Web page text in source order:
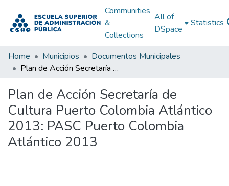
Communities
&
Collections
All of
DSpace
Statistics
Home Municipios
Documentos Municipales
Plan de Acción Secretaría de Cultura Puerto Colombia Atlántico 2013: PASC Puerto Colombia Atlántico 2013
Plan de Acción Secretaría de
Cultura Puerto Colombia Atlántico
2013: PASC Puerto Colombia
Atlántico 2013